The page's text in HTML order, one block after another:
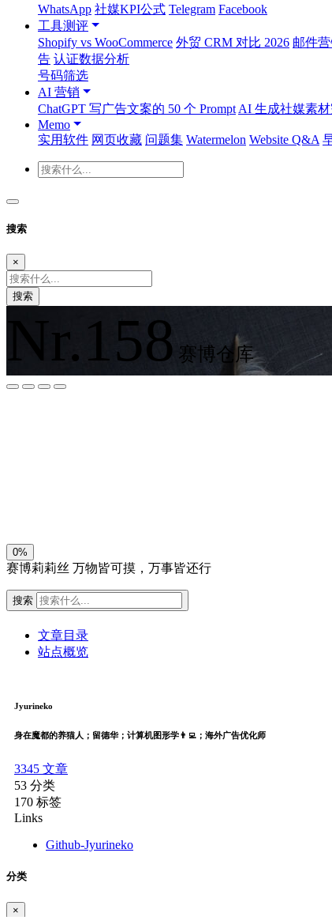
WhatsApp 社媒KPI公式 Telegram Facebook
工具测评
Shopify vs WooCommerce 外贸 CRM 对比 2026 邮件
告 认证数据分析
号码筛选
AI 营销
ChatGPT 写广告文案的 50 个 Prompt AI 生成社媒素
Memo
实用软件 网页收藏 问题集 Watermelon Website Q&A
搜索
×
搜索
Nr.158 赛博仓库
0%
赛博莉莉丝 万物皆可摸，万事皆还行
搜索
文章目录
站点概览
Jyurineko
身在魔都的养猫人；留德华；计算机图形学👨‍💻；海外广告优化师
3345 文章
53 分类
170 标签
Links
Github-Jyurineko
分类
×